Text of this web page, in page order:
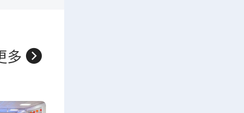
多 